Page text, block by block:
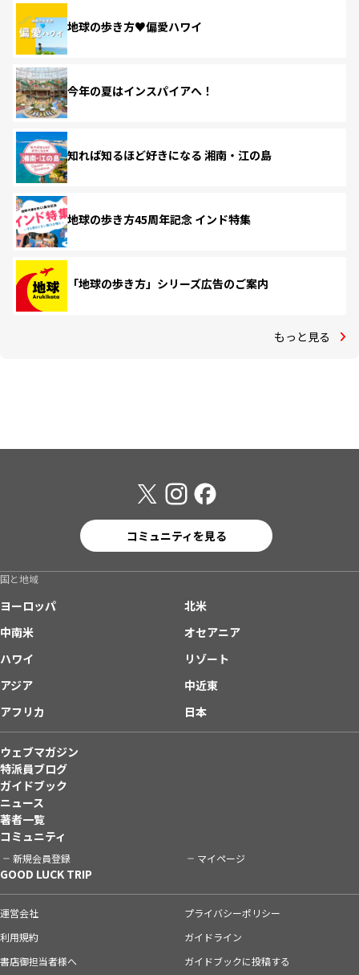
地球の歩き方♥偏愛ハワイ
今年の夏はインスパイアへ！
知れば知るほど好きになる 湘南・江の島
地球の歩き方45周年記念 インド特集
「地球の歩き方」シリーズ広告のご案内
もっと見る
コミュニティを見る
国と地域
ヨーロッパ
北米
中南米
オセアニア
ハワイ
リゾート
アジア
中近東
アフリカ
日本
ウェブマガジン
特派員ブログ
ガイドブック
ニュース
著者一覧
コミュニティ
新規会員登録 マイページ
GOOD LUCK TRIP
運営会社
プライバシーポリシー
利用規約
ガイドライン
書店御担当者様へ
ガイドブックに投稿する